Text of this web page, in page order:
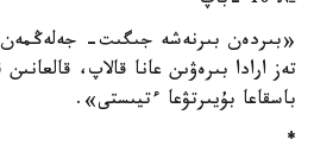
«بىردەن بىرنەشە جىگىت-
تەز ارادا بىرەۋىن عانا قالاپ،
باسقاعا بۇيىرتۋعا ءتيىستى».
*